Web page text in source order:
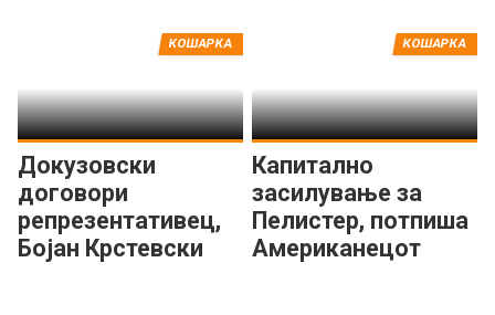
Докузовски
договори
репрезентативец,
Бојан Крстевски
КОШАРКА
Капитално
засилување за
Пелистер, потпиша
Американецот
КОШАРКА